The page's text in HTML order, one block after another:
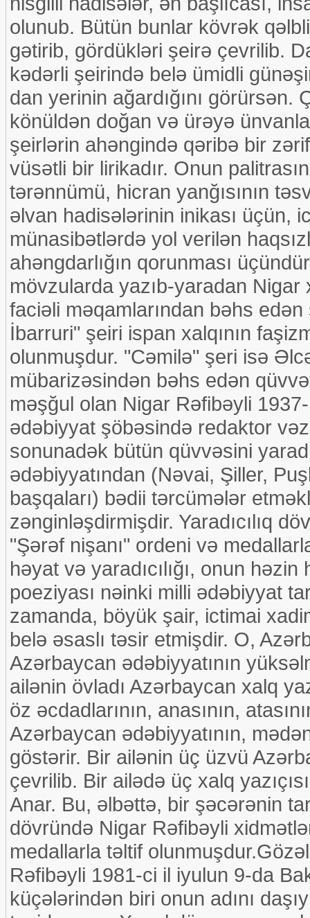
olunub. Bütün bunlar kövrək
gətirib, gördükləri şeirə çevrilib.
kədərli şeirində belə ümidli
dan yerinin ağardığını
könüldən doğan və ürəyə
şeirlərin ahəngində qəribə bir
vüsətli bir lirikadır. Onun
tərənnümü, hicran yanğısının
əlvan hadisələrinin inikası üçün,
münasibətlərdə yol verilən
ahəngdarlığın qorunması
mövzularda yazıb-yaradan Nigar
faciəli məqamlarından bəhs
İbarruri" şeiri ispan xalqının
olunmuşdur. "Cəmilə" şeri isə
mübarizəsindən bəhs edən
məşğul olan Nigar Rəfibəyli
ədəbiyyat şöbəsində redaktor
sonunadək bütün qüvvəsini
ədəbiyyatından (Nəvai, Şiller,
başqaları) bədii tərcümələr
zənginləşdirmişdir. Yaradıcılıq
"Şərəf nişanı" ordeni və
həyat və yaradıcılığı, onun
poeziyası nəinki milli ədəbiyyat
zamanda, böyük şair, ictimai
belə əsaslı təsir etmişdir. O,
Azərbaycan ədəbiyyatının
ailənin övladı Azərbaycan xalq
öz əcdadlarının, anasının,
Azərbaycan ədəbiyyatının,
göstərir. Bir ailənin üç üzvü
çevrilib. Bir ailədə üç xalq
Anar. Bu, əlbəttə, bir şəcərənin
dövründə Nigar Rəfibəyli
medallarla təltif
Rəfibəyli 1981-ci il iyulun 9-da
küçələrindən biri onun adını